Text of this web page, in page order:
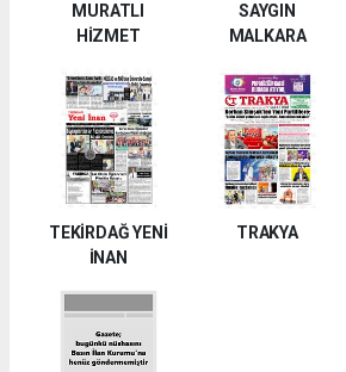
MURATLI
HİZMET
SAYGIN
MALKARA
TEKİRDAĞ YENİ
İNAN
TRAKYA